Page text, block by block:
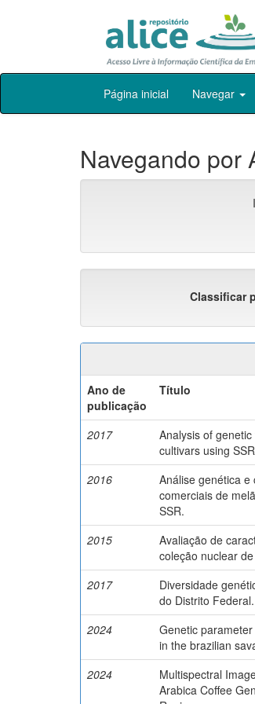
Skip
Página inicial Navegar
Navegando por
Classificar
Ano de
publicação
Título
2017
Analysis of
cultivars using
2016
Análise genética
comerciais de
SSR.
2015
Avaliação de
coleção nuclear
2017
Diversidade
do Distrito Federal.
2024
Genetic
in the brazilian
2024
Multispectral
Arabica Coffee